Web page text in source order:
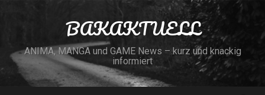
BAKAKTUELL
ANIMA, MANGA und GAME News – kurz und knackig
informiert